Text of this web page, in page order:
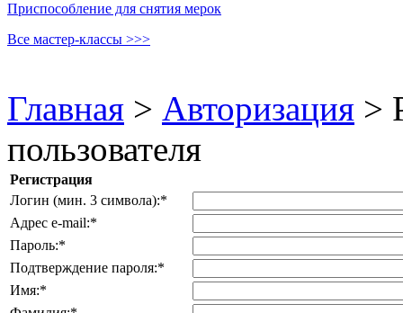
Приспособление для снятия мерок
Все мастер-классы >>>
Главная > Авторизация >
пользователя
Регистрация
Логин (мин. 3 символа):*
Адрес e-mail:*
Пароль:*
Подтверждение пароля:*
Имя:*